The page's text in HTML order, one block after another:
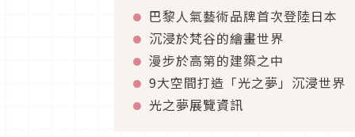
巴黎人氣藝術品牌首次登陸日本
沉浸於梵谷的繪畫世界
漫步於高第的建築之中
9大空間打造「光之夢」沉浸世界
光之夢展覽資訊